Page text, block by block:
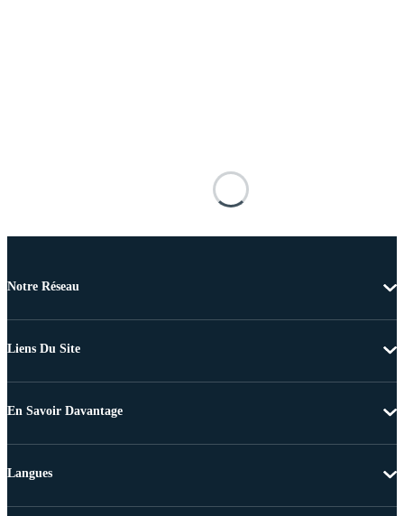
Notre Réseau
Liens Du Site
En Savoir Davantage
Langues